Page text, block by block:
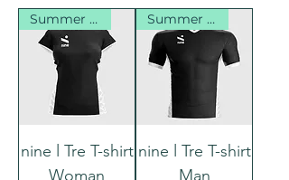
Summer Sales
nine l Tre T-shirt
Woman
Summer Sales
nine l Tre T-shirt
Man